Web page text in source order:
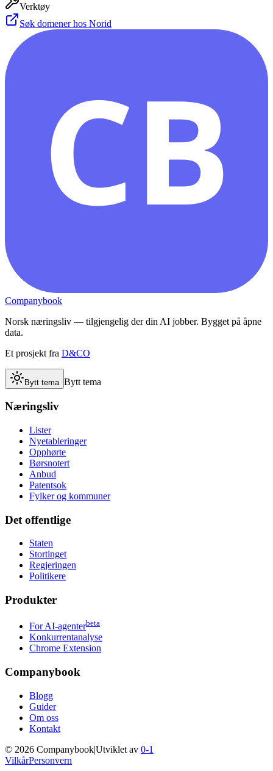
Verktøy
Søk domener hos Norid
CB
Companybook
Norsk næringsliv — tilgjengelig der din AI jobber. Bygget på åpne
data.
Et prosjekt fra D&CO
Bytt tema Bytt tema
Næringsliv
Lister
Nyetableringer
Opphørte
Børsnotert
Anbud
Patentsok
Fylker og kommuner
Det offentlige
Staten
Stortinget
Regjeringen
Politikere
Produkter
For AI-agenterbeta
Konkurrentanalyse
Chrome Extension
Companybook
Blogg
Guider
Om oss
Kontakt
© 2026 Companybook|Utviklet av 0-1
VilkårPersonvern